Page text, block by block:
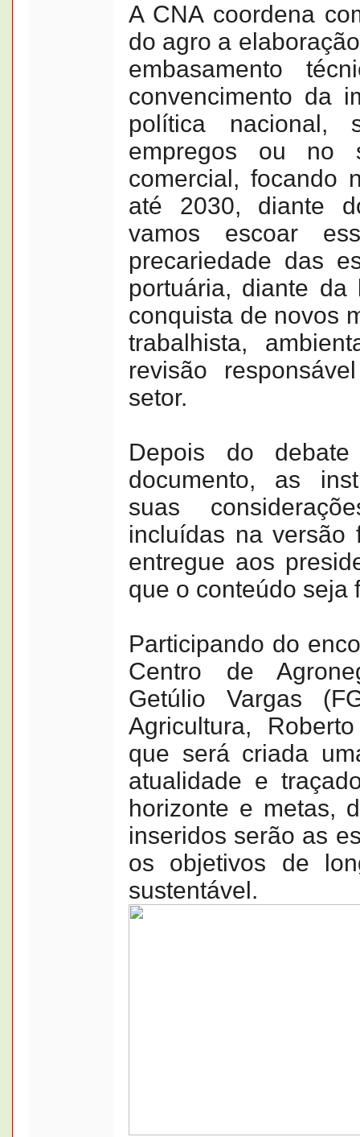
A CNA coordena
do agro a
embasamento
convencimento da
política nacional,
empregos ou no
comercial, focando
até 2030, diante
vamos escoar
precariedade das
portuária, diante da
conquista de novos
trabalhista,
revisão
setor.
Depois do
documento, as
suas
incluídas na versão
entregue aos
que o conteúdo seja
Participando do
Centro de
Getúlio Vargas
Agricultura,
que será criada
atualidade e
horizonte e metas,
inseridos serão as
os objetivos de
sustentável.